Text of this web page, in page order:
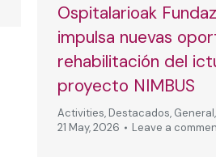
Ospitalarioak
impulsa nuevas
rehabilitación del
proyecto NIMBUS
Activities, Destacados, General,
21 May, 2026
Leave a